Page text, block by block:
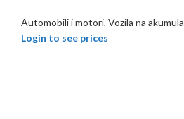
Automobili i motori, Vozila na
Login to see prices